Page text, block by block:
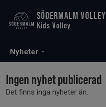
Nyheter
SÖDERMALM VOLLEY
Kids Volley
Ingen nyhet publicerad
Det finns inga nyheter än.